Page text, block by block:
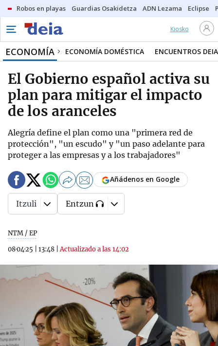
Robos en playas Guardias Osakidetza ADN Lezama Eclipse
Kiosko
ECONOMÍA ECONOMÍA DOMÉSTICA ENCUENTROS DEIA
El Gobierno español activa su
plan para mitigar el impacto
de los aranceles
Alegría define el plan como una "primera red de
protección", "un escudo" y "un paso adelante para
proteger a las empresas y a los trabajadores"
NTM / EP
08·04·25
13:48 |Actualizado a las 14:02
Añádenos en Google
Itzuli Entzun